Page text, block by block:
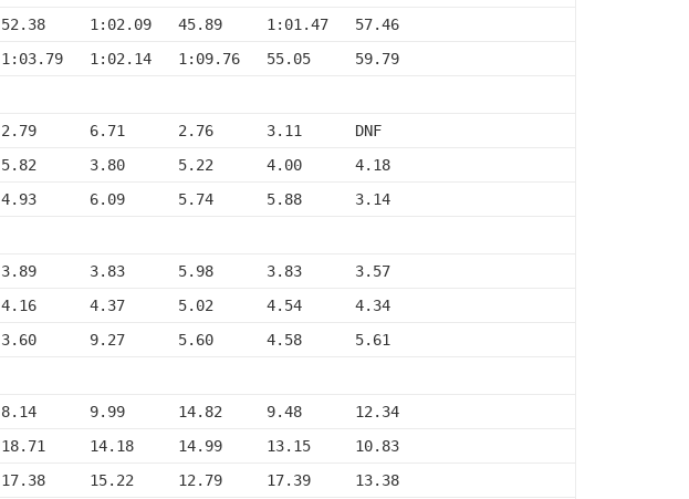
52.38     1:02.09   45.89     1:01.47   57.46
1:03.79   1:02.14   1:09.76   55.05     59.79
2.79      6.71      2.76      3.11      DNF
5.82      3.80      5.22      4.00      4.18
4.93      6.09      5.74      5.88      3.14
3.89      3.83      5.98      3.83      3.57
4.16      4.37      5.02      4.54      4.34
3.60      9.27      5.60      4.58      5.61
8.14      9.99      14.82     9.48      12.34
18.71     14.18     14.99     13.15     10.83
17.38     15.22     12.79     17.39     13.38